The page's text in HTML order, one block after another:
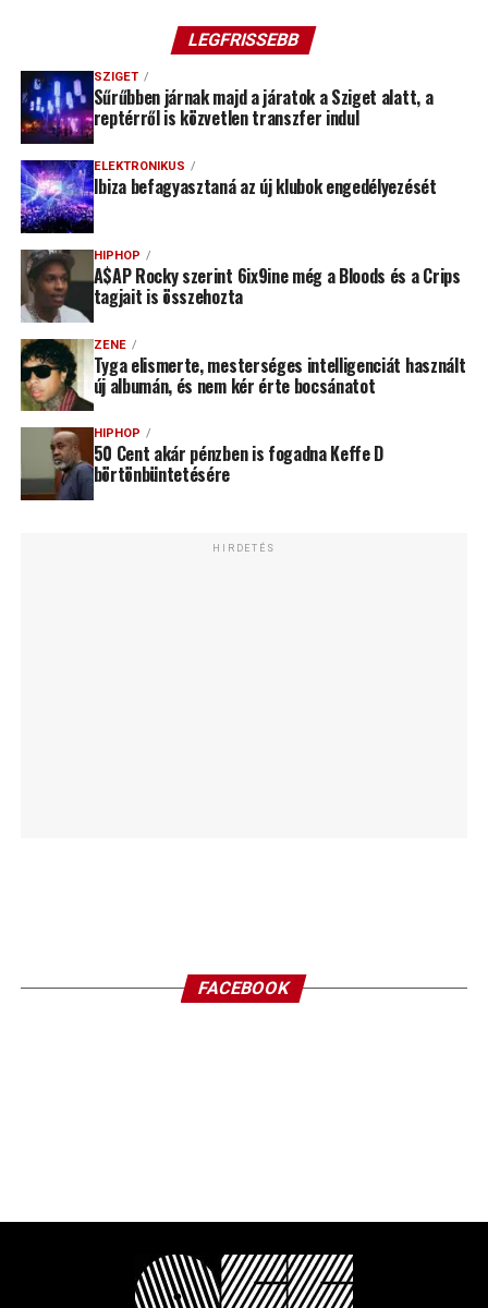
LEGFRISSEBB
SZIGET
Sűrűbben járnak majd a járatok a Sziget alatt, a
reptérről is közvetlen transzfer indul
ELEKTRONIKUS
Ibiza befagyasztaná az új klubok engedélyezését
HIPHOP
A$AP Rocky szerint 6ix9ine még a Bloods és a Crips
tagjait is összehozta
ZENE
Tyga elismerte, mesterséges intelligenciát használt
új albumán, és nem kér érte bocsánatot
HIPHOP
50 Cent akár pénzben is fogadna Keffe D
börtönbüntetésére
HIRDETÉS
FACEBOOK